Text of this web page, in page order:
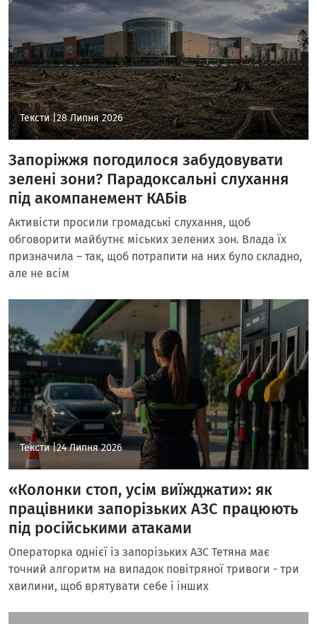
Тексти |28 Липня 2026
Запоріжжя погодилося забудовувати
зелені зони? Парадоксальні слухання
під акомпанемент КАБів
Активісти просили громадські слухання, щоб
обговорити майбутнє міських зелених зон. Влада їх
призначила – так, щоб потрапити на них було складно,
але не всім
Тексти |24 Липня 2026
«Колонки стоп, усім виїжджати»: як
працівники запорізьких АЗС працюють
під російськими атаками
Операторка однієї із запорізьких АЗС Тетяна має
точний алгоритм на випадок повітряної тривоги - три
хвилини, щоб врятувати себе і інших